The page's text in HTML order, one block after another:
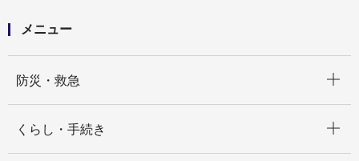
メニュー
防災・救急
くらし・手続き